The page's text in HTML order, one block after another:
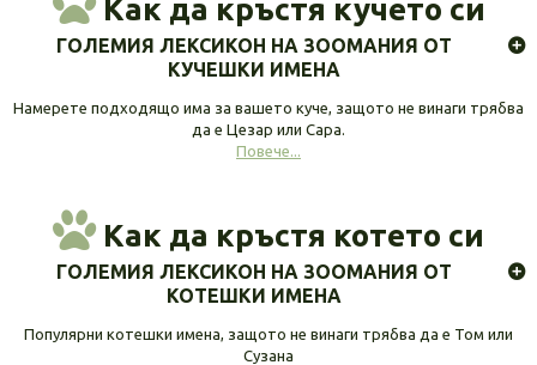
Как да кръстя кучето си
ГОЛЕМИЯ ЛЕКСИКОН НА ЗООМАНИЯ ОТ
КУЧЕШКИ ИМЕНА
Намерете подходящо има за вашето куче, защото не винаги трябва
да е Цезар или Сара.
Повече...
Как да кръстя котето си
ГОЛЕМИЯ ЛЕКСИКОН НА ЗООМАНИЯ ОТ
КОТЕШКИ ИМЕНА
Популярни котешки имена, защото не винаги трябва да е Том или
Сузана